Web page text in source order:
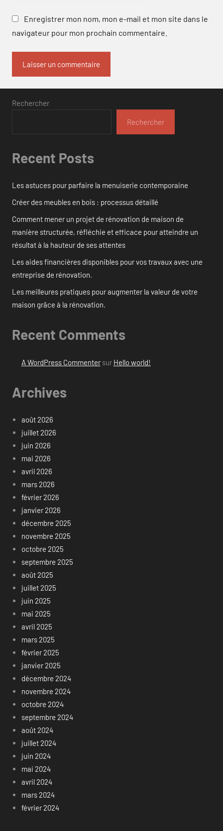
Enregistrer mon nom, mon e-mail et mon site dans le
navigateur pour mon prochain commentaire.
Rechercher
Rechercher
Recent Posts
Les astuces pour parfaire la menuiserie contemporaine
Créer des meubles en bois : processus détaillé
Comment mener un projet de rénovation de maison de
manière structurée, réfléchie et efficace pour atteindre un
résultat à la hauteur de ses attentes
Les aides financières disponibles pour vos travaux avec une
entreprise de rénovation.
Les meilleures pratiques pour augmenter la valeur de votre
maison grâce à la rénovation.
Recent Comments
A WordPress Commentersur Hello world!
Archives
août 2026
juillet 2026
juin 2026
mai 2026
avril 2026
mars 2026
février 2026
janvier 2026
décembre 2025
novembre 2025
octobre 2025
septembre 2025
août 2025
juillet 2025
juin 2025
mai 2025
avril 2025
mars 2025
février 2025
janvier 2025
décembre 2024
novembre 2024
octobre 2024
septembre 2024
août 2024
juillet 2024
juin 2024
mai 2024
avril 2024
mars 2024
février 2024